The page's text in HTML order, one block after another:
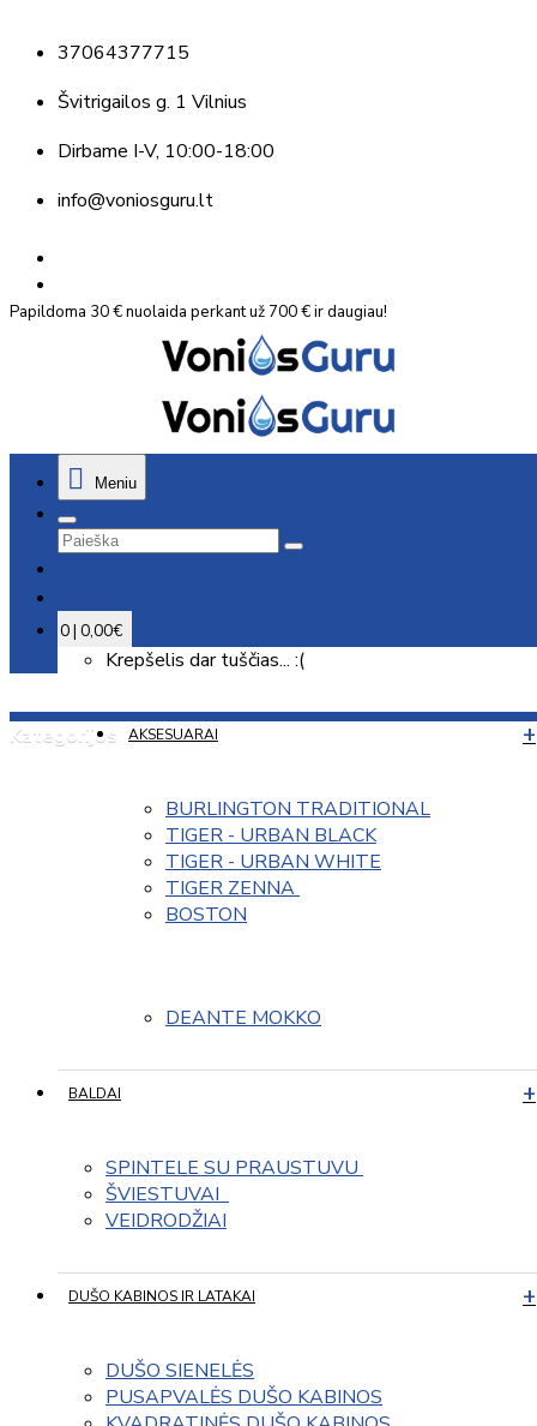
37064377715
Švitrigailos g. 1 Vilnius
Dirbame I-V, 10:00-18:00
info@voniosguru.lt
Papildoma 30 € nuolaida perkant už 700 € ir daugiau!
Meniu
0 | 0,00€
Krepšelis dar tuščias... :(
Kategorijos AKSESUARAI
BURLINGTON TRADITIONAL
TIGER - URBAN BLACK
TIGER - URBAN WHITE
TIGER ZENNA
BOSTON
DEANTE MOKKO
BALDAI
SPINTELE SU PRAUSTUVU
ŠVIESTUVAI
VEIDRODŽIAI
DUŠO KABINOS IR LATAKAI
DUŠO SIENELĖS
PUSAPVALĖS DUŠO KABINOS